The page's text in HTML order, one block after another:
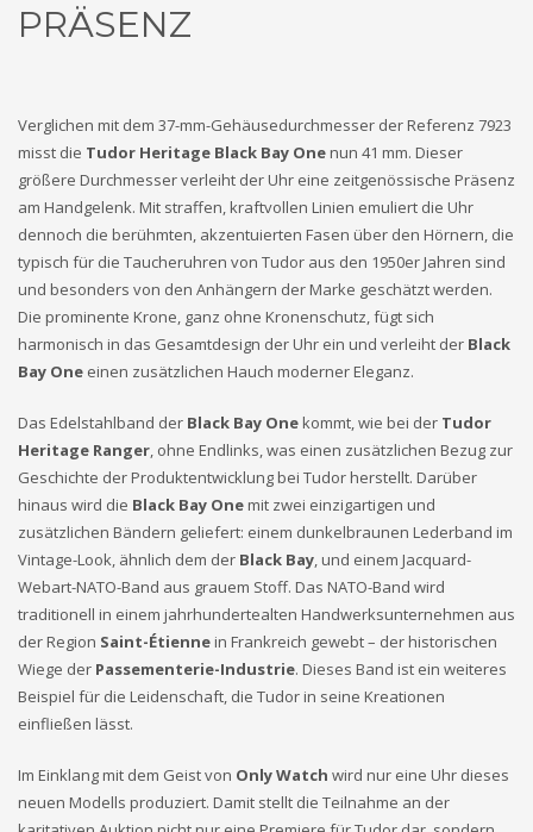
PRÄSENZ
Verglichen mit dem 37-mm-Gehäusedurchmesser der Referenz 7923
misst die Tudor Heritage Black Bay Onenun 41 mm. Dieser
größere Durchmesser verleiht der Uhr eine zeitgenössische Präsenz
am Handgelenk. Mit straffen, kraftvollen Linien emuliert die Uhr
dennoch die berühmten, akzentuierten Fasen über den Hörnern, die
typisch für die Taucheruhren von Tudor aus den 1950er Jahren sind
und besonders von den Anhängern der Marke geschätzt werden.
Die prominente Krone, ganz ohne Kronenschutz, fügt sich
harmonisch in das Gesamtdesign der Uhr ein und verleiht der Black
Bay One einen zusätzlichen Hauch moderner Eleganz.
Das Edelstahlband der Black Bay Onekommt, wie bei der Tudor
Heritage Ranger , ohne Endlinks, was einen zusätzlichen Bezug zur
Geschichte der Produktentwicklung bei Tudor herstellt. Darüber
hinaus wird die Black Bay Onemit zwei einzigartigen und
zusätzlichen Bändern geliefert: einem dunkelbraunen Lederband im
Vintage-Look, ähnlich dem der Black Bay , und einem Jacquard-
Webart-NATO-Band aus grauem Stoff. Das NATO-Band wird
traditionell in einem jahrhundertealten Handwerksunternehmen aus
der Region Saint-Étiennein Frankreich gewebt – der historischen
Wiege der Passementerie-Industrie. Dieses Band ist ein weiteres
Beispiel für die Leidenschaft, die Tudor in seine Kreationen
einfließen lässt.
Im Einklang mit dem Geist von Only Watch wird nur eine Uhr dieses
neuen Modells produziert. Damit stellt die Teilnahme an der